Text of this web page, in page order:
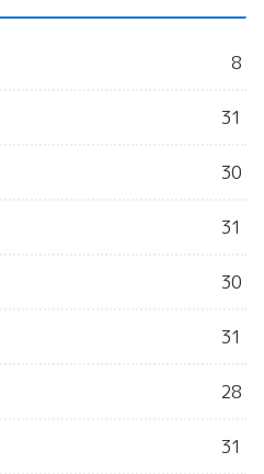
8
31
30
31
30
31
28
31